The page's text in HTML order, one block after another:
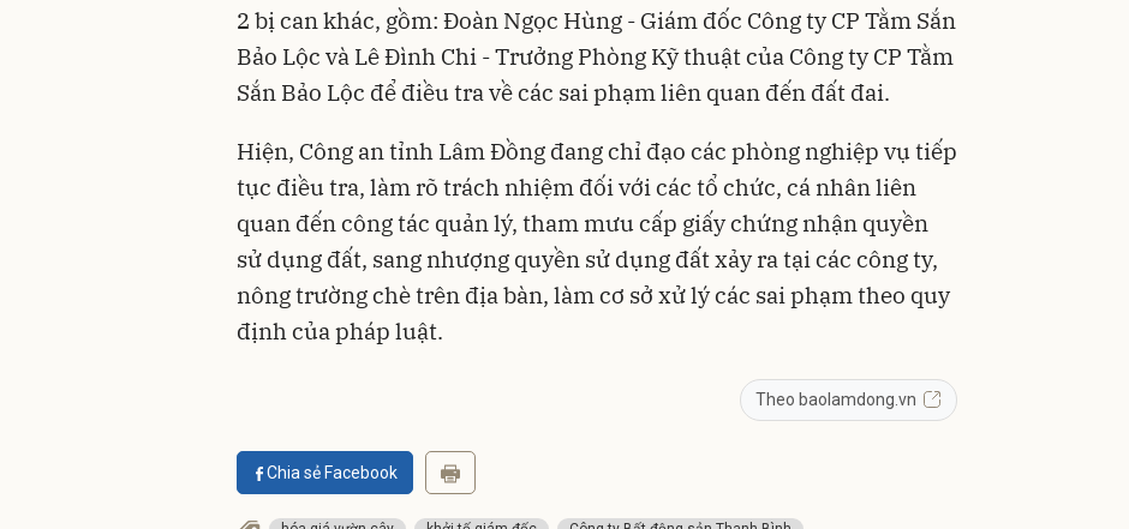
2 bị can khác, gồm: Đoàn Ngọc Hùng - Giám đốc Công ty CP Tằm Sắn
Bảo Lộc và Lê Đình Chi - Trưởng Phòng Kỹ thuật của Công ty CP Tằm
Sắn Bảo Lộc để điều tra về các sai phạm liên quan đến đất đai.
Hiện, Công an tỉnh Lâm Đồng đang chỉ đạo các phòng nghiệp vụ tiếp
tục điều tra, làm rõ trách nhiệm đối với các tổ chức, cá nhân liên
quan đến công tác quản lý, tham mưu cấp giấy chứng nhận quyền
sử dụng đất, sang nhượng quyền sử dụng đất xảy ra tại các công ty,
nông trường chè trên địa bàn, làm cơ sở xử lý các sai phạm theo quy
định của pháp luật.
Theo baolamdong.vn
Chia sẻ Facebook